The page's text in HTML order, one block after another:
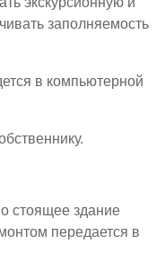
заполняемость
в компьютерной
стоящее здание
передается в